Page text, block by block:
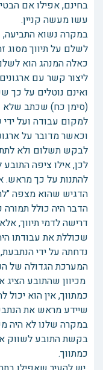
בחינם, אפילו אם
עשו מעשה קניין.
במקרה נשוא התביעה,
לשלם על תיווך מסוג
כאלה המנהג הוא
ליצור קשר עם
ואינם נוטלים על כך
(סימן כח) שכתב שלא
למקום עבודה ועל
וכאשר מדובר על
לבקש תשלום ולא לתת
לכן, אילו ציפה התובע
להתנות על כך מראש.
הדגיש שהוא מצפה
הדבר היה כולל
דרישה לדמי תיווך,
שכוללת את עבודתו
נדחתה על ידי
המערכת הגדולה של
מכיוון שהתובע
כמתווך, אין הוא יכול
שיידע מראש את
במקרה שלנו לא היה
בקשת התובע לשווק
כמתווך.